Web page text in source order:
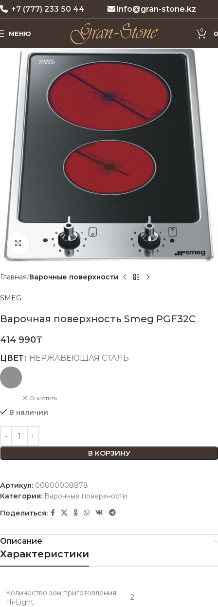
+7 (777) 233 50 44 info@gran-stone.kz
МЕНЮ 0 0
Нажмите, чтобы увеличить
Главная Варочные поверхности
SMEG
Варочная поверхность Smeg PGF32C
414 990₸
ЦВЕТ НЕРЖАВЕЮЩАЯ СТАЛЬ
Очистить
В наличии
В КОРЗИНУ
Артикул: 00000008878
Категория: Варочные поверхности
Поделиться:
Описание
Характеристики
Количество зон приготовления
Hi-Light
2